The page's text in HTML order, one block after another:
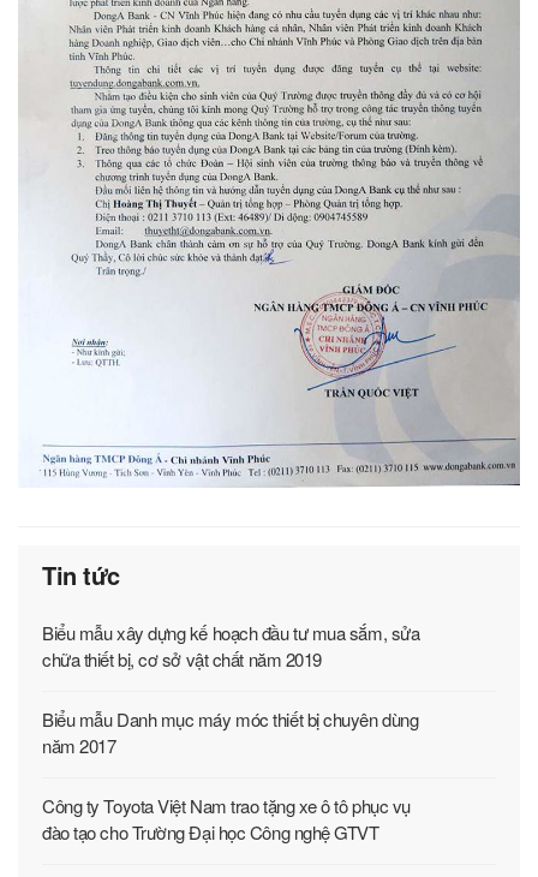
Tin tức
Biểu mẫu xây dựng kế hoạch đầu tư mua sắm, sửa
chữa thiết bị, cơ sở vật chất năm 2019
Biểu mẫu Danh mục máy móc thiết bị chuyên dùng
năm 2017
Công ty Toyota Việt Nam trao tặng xe ô tô phục vụ
đào tạo cho Trường Đại học Công nghệ GTVT